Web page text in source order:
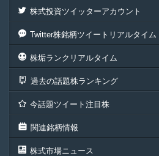
株式投資ツイッターアカウント
Twitter株銘柄ツイートリアルタイム
株垢ランクリアルタイム
過去の話題株ランキング
今話題ツイート注目株
関連銘柄情報
株式市場ニュース